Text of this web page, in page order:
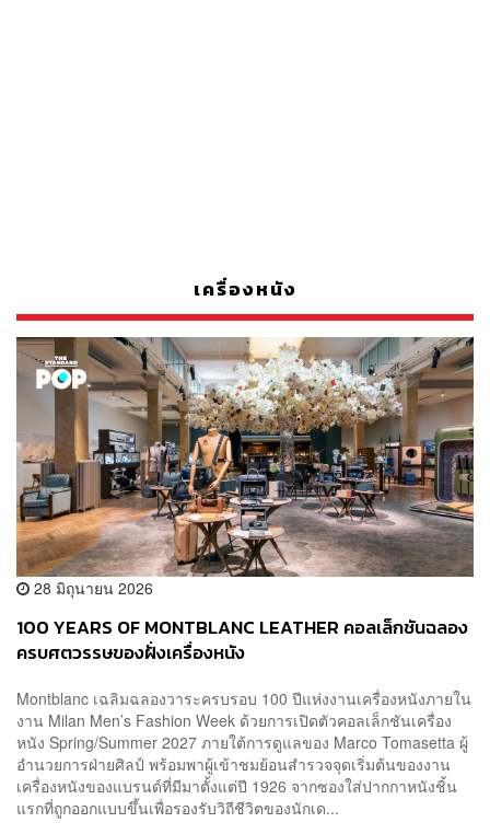
เครื่องหนัง
28 มิถุนายน 2026
100 YEARS OF MONTBLANC LEATHER คอลเล็กชันฉลอง
ครบศตวรรษของฝั่งเครื่องหนัง
Montblanc เฉลิมฉลองวาระครบรอบ 100 ปีแห่งงานเครื่องหนังภายใน
งาน Milan Men’s Fashion Week ด้วยการเปิดตัวคอลเล็กชันเครื่อง
หนัง Spring/Summer 2027 ภายใต้การดูแลของ Marco Tomasetta ผู้
อำนวยการฝ่ายศิลป์ พร้อมพาผู้เข้าชมย้อนสำรวจจุดเริ่มต้นของงาน
เครื่องหนังของแบรนด์ที่มีมาตั้งแต่ปี 1926 จากซองใส่ปากกาหนังชิ้น
แรกที่ถูกออกแบบขึ้นเพื่อรองรับวิถีชีวิตของนักเด...